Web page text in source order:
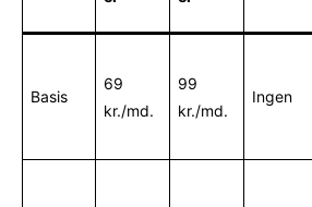
Basis
69
kr./md.
99
kr./md.
Ingen